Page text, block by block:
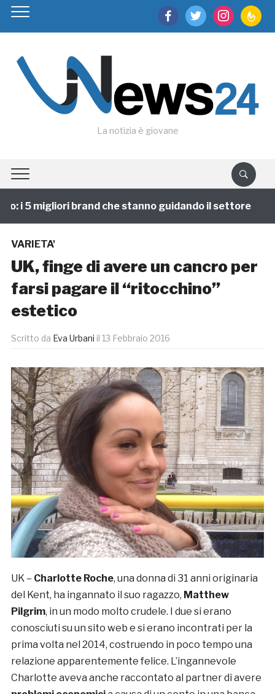
facebooktwitter instagram
La notizia è giovane
i 5 migliori brand che stanno guidando il settore
VARIETA'
UK, finge di avere un cancro per
farsi pagare il “ritocchino”
estetico
Scritto da Eva Urbani il 13 Febbraio 2016
UK – Charlotte Roche, una donna di 31 anni originaria
del Kent, ha ingannato il suo ragazzo, Matthew
Pilgrim, in un modo molto crudele. I due si erano
conosciuti su un sito web e si erano incontrati per la
prima volta nel 2014, costruendo in poco tempo una
relazione apparentemente felice. L’ingannevole
Charlotte aveva anche raccontato al partner di avere